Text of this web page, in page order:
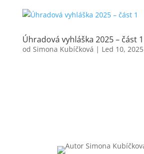
Úhradová vyhláška 2025 – část 1
od Simona Kubíčková | Led 10, 2025